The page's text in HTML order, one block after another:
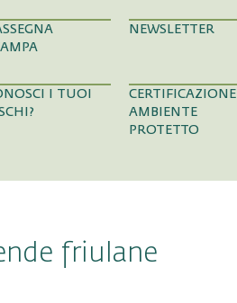
NEWSLETTER
I TUOI
CERTIFICAZIONE
AMBIENTE
PROTETTO
friulane